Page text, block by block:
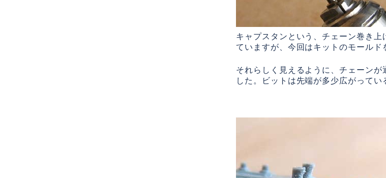
キャプスタンという、チェーン巻き
ていますが、今回はキットのモールド
それらしく見えるように、チェーン
した。ビットは先端が多少広がってい